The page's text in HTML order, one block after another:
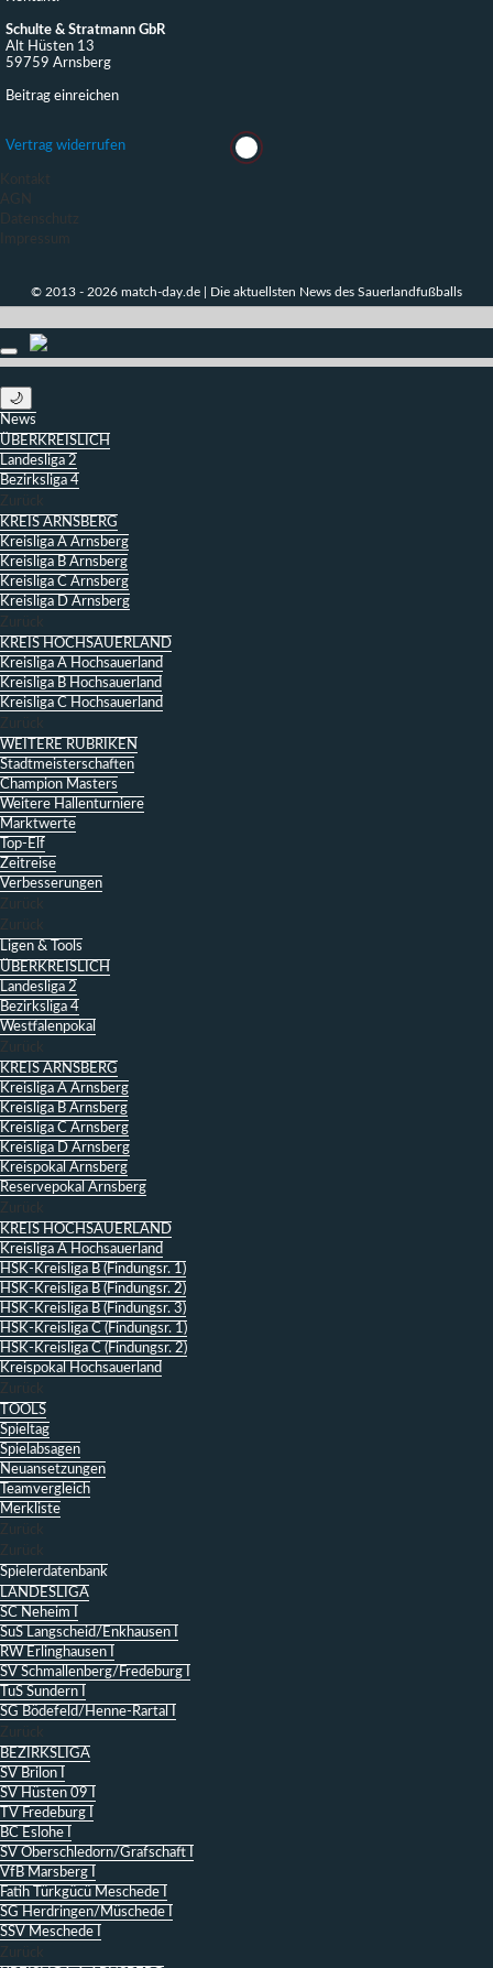
Schulte & Stratmann GbR
Alt Hüsten 13
59759 Arnsberg
Beitrag einreichen
Vertrag widerrufen
Kontakt
AGN
Datenschutz
Impressum
© 2013 - 2026 match-day.de | Die aktuellsten News des Sauerlandfußballs
🌙
News
ÜBERKREISLICH
Landesliga 2
Bezirksliga 4
Zurück
KREIS ARNSBERG
Kreisliga A Arnsberg
Kreisliga B Arnsberg
Kreisliga C Arnsberg
Kreisliga D Arnsberg
Zurück
KREIS HOCHSAUERLAND
Kreisliga A Hochsauerland
Kreisliga B Hochsauerland
Kreisliga C Hochsauerland
Zurück
WEITERE RUBRIKEN
Stadtmeisterschaften
Champion Masters
Weitere Hallenturniere
Marktwerte
Top-Elf
Zeitreise
Verbesserungen
Zurück
Zurück
Ligen & Tools
ÜBERKREISLICH
Landesliga 2
Bezirksliga 4
Westfalenpokal
Zurück
KREIS ARNSBERG
Kreisliga A Arnsberg
Kreisliga B Arnsberg
Kreisliga C Arnsberg
Kreisliga D Arnsberg
Kreispokal Arnsberg
Reservepokal Arnsberg
Zurück
KREIS HOCHSAUERLAND
Kreisliga A Hochsauerland
HSK-Kreisliga B (Findungsr. 1)
HSK-Kreisliga B (Findungsr. 2)
HSK-Kreisliga B (Findungsr. 3)
HSK-Kreisliga C (Findungsr. 1)
HSK-Kreisliga C (Findungsr. 2)
Kreispokal Hochsauerland
Zurück
TOOLS
Spieltag
Spielabsagen
Neuansetzungen
Teamvergleich
Merkliste
Zurück
Zurück
Spielerdatenbank
LANDESLIGA
SC Neheim I
SuS Langscheid/Enkhausen I
RW Erlinghausen I
SV Schmallenberg/Fredeburg I
TuS Sundern I
SG Bödefeld/Henne-Rartal I
Zurück
BEZIRKSLIGA
SV Brilon I
SV Hüsten 09 I
TV Fredeburg I
BC Eslohe I
SV Oberschledorn/Grafschaft I
VfB Marsberg I
Fatih Türkgücü Meschede I
SG Herdringen/Müschede I
SSV Meschede I
Zurück